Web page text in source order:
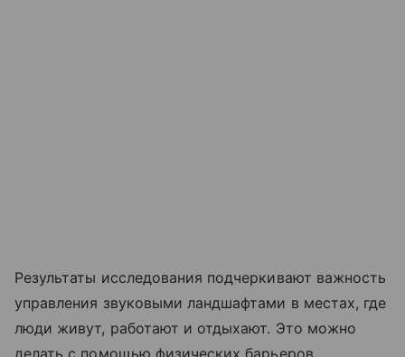
Результаты исследования подчеркивают важность
управления звуковыми ландшафтами в местах, где
люди живут, работают и отдыхают. Это можно